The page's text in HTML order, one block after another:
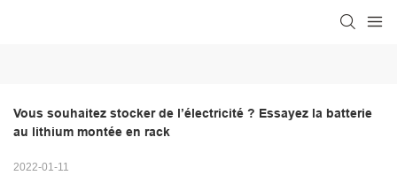
Vous souhaitez stocker de l’électricité ? Essayez la batterie
au lithium montée en rack
2022-01-11